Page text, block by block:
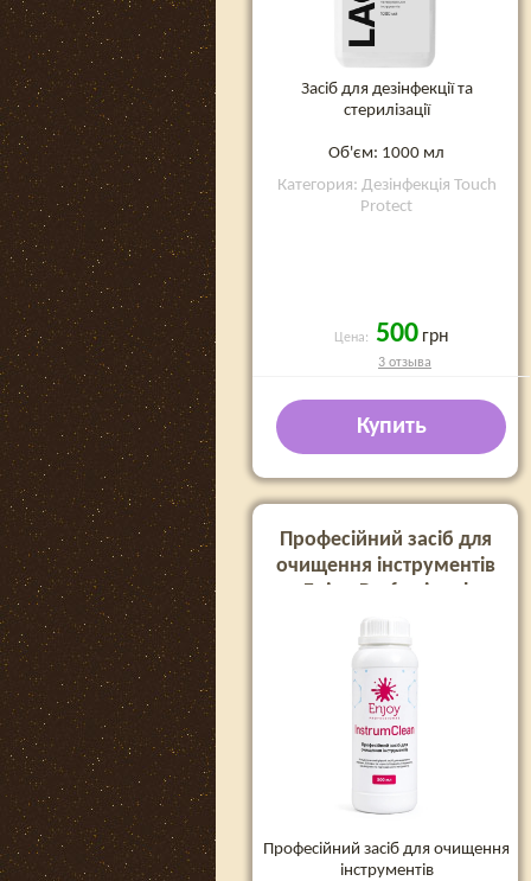
Засіб для дезінфекції та
стерилізації
Об'єм: 1000 мл
Категория: Дезінфекція Touch
Protect
Цена: 500 грн
3 отзыва
Купить
Професійний засіб для
очищення інструментів
Enjoy Professional
InstrumClean, 500 мл
Професійний засіб для очищення
інструментів